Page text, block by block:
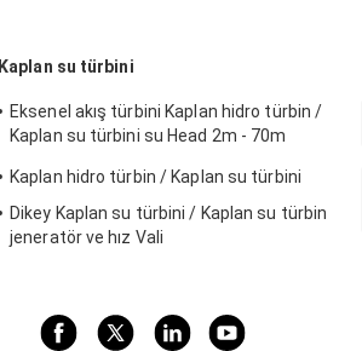
Kaplan su türbini
Eksenel akış türbini Kaplan hidro türbin /
Kaplan su türbini su Head 2m - 70m
Kaplan hidro türbin / Kaplan su türbini
Dikey Kaplan su türbini / Kaplan su türbin
jeneratör ve hız Vali